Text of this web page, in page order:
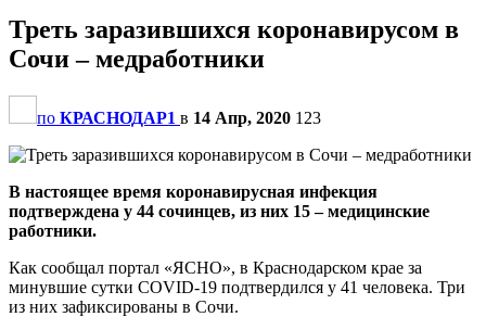
Треть заразившихся коронавирусом в
Сочи – медработники
по КРАСНОДАР1 в 14 Апр, 2020 123
В настоящее время коронавирусная инфекция
подтверждена у 44 сочинцев, из них 15 – медицинские
работники.
Как сообщал портал «ЯСНО», в Краснодарском крае за
минувшие сутки COVID-19 подтвердился у 41 человека. Три
из них зафиксированы в Сочи.